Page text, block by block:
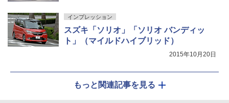
インプレッション
スズキ「ソリオ」「ソリオ バンディッ
ト」（マイルドハイブリッド）
2015年10月20日
もっと関連記事を見る